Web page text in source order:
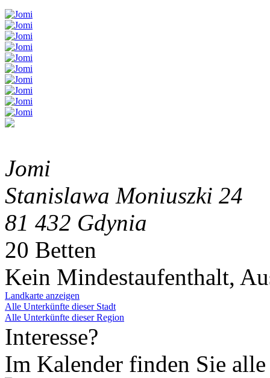
Jomi
Stanislawa Moniuszki 24
81 432 Gdynia
20 Betten
Kein Mindestaufenthalt,
Landkarte anzeigen
Alle Unterkünfte dieser Stadt
Alle Unterkünfte dieser Region
Interesse?
Im Kalender finden Sie